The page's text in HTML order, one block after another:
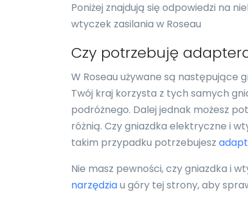
Poniżej znajdują się odpowiedzi na
wtyczek zasilania w Roseau
Czy potrzebuję
W Roseau używane są następujące
Twój kraj korzysta z tych samych
podróżnego. Dalej jednak możesz
różnią. Czy gniazdka elektryczne i
takim przypadku potrzebujesz
Nie masz pewności, czy gniazdka i
narzędziau góry tej strony, aby